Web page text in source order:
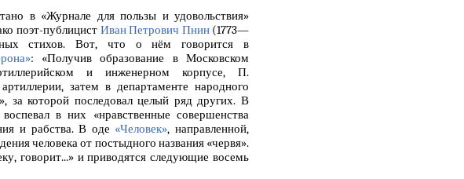
в «Журнале для пользы и удовольствия»
поэт-публицист Иван Петрович Пнин(1773—
стихов. Вот, что о нём говорится в
: «Получив образование в Московском
и инженерном корпусе, П.
затем в департаменте народного
за которой последовал целый ряд других. В
в них «нравственные совершенства
и рабства. В оде «Человек», направленной,
человека от постыдного названия «червя».
говорит...» и приводятся следующие восемь